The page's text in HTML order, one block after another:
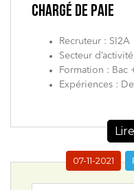
CHARGÉ DE PAIE
Recruteur : SI2A
Secteur
Formation : Bac
Expériences :
07-11-2021